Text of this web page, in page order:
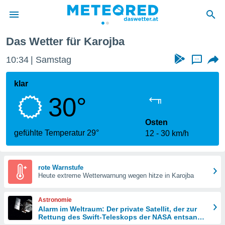
wurde
dass
sind.
diese
Das Wetter für Karojba
10:34 Samstag ...
klar
30°
gefühlte Temperatur 29°
Osten
12
30 km/h
rote Warnstufe
Heute extreme Wetterwarnung wegen hitze in Karojba
Astronomie
Alarm im Weltraum: Der private Satellit, der zur
Rettung des Swift-Teleskops der NASA entsandt